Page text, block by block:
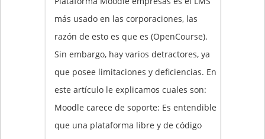
más usado en las corporaciones, las
razón de esto es que es (OpenCourse).
Sin embargo, hay varios detractores, ya
que posee limitaciones y deficiencias. En
este artículo le explicamos cuales son:
Moodle carece de soporte: Es entendible
que una plataforma libre y de código